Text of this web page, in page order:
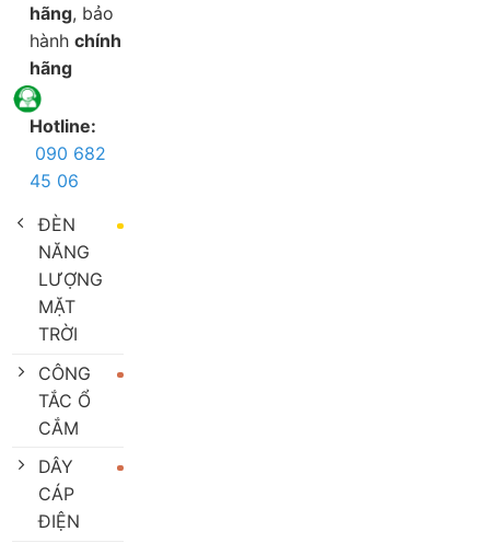
hãng, bảo
hành chính
hãng
Hotline:
090 682
45 06
ĐÈN
NĂNG
LƯỢNG
MẶT
TRỜI
CÔNG
TẮC Ổ
CẮM
DÂY
CÁP
ĐIỆN